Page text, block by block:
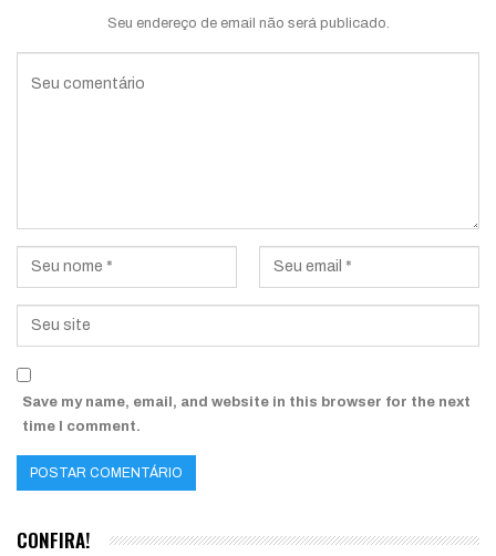
Seu endereço de email não será publicado.
Save my name, email, and website in this browser for the next
time I comment.
CONFIRA!